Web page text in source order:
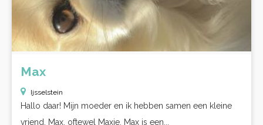
Max
Ijsselstein
Hallo daar! Mijn moeder en ik hebben samen een kleine
vriend, Max, oftewel Maxie. Max is een...